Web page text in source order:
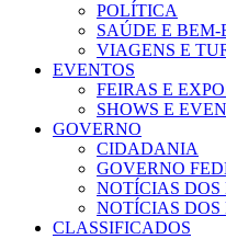
POLÍTICA
SAÚDE E BEM-
VIAGENS E
EVENTOS
FEIRAS E
SHOWS E
GOVERNO
CIDADANIA
GOVERNO
NOTÍCIAS DOS
NOTÍCIAS DOS
CLASSIFICADOS